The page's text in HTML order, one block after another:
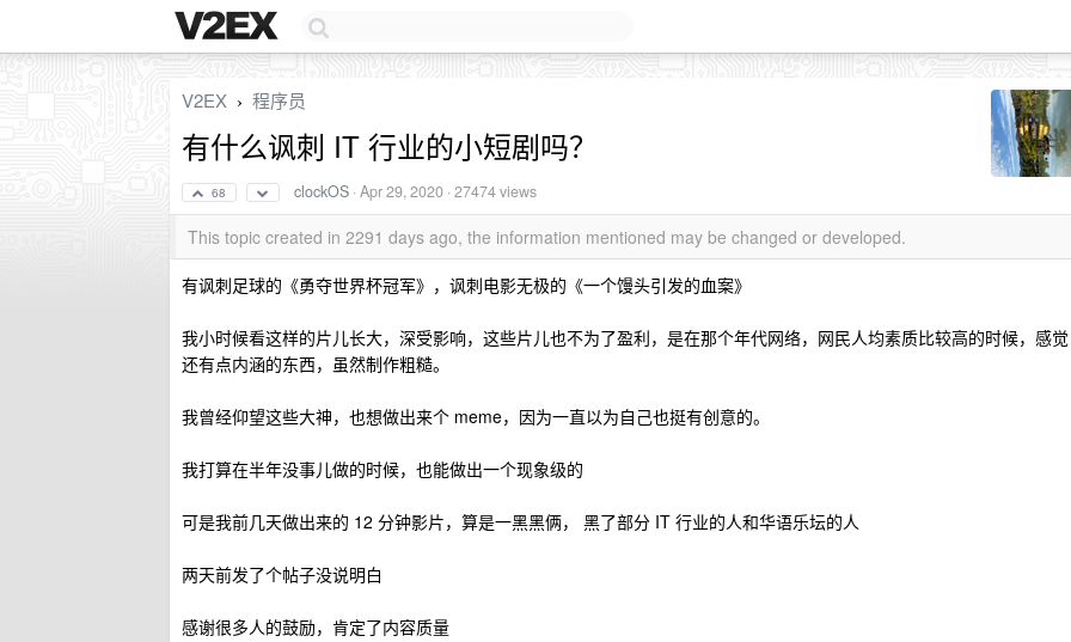
V2EX › 程序员
有什么讽刺 IT 行业的小短剧吗？
68 clockOS ·Apr 29, 2020 · 27474 views
This topic created in 2291 days ago, the information mentioned may be changed or developed.
有讽刺足球的《勇夺世界杯冠军》，讽刺电影无极的《一个馒头引发的血案》
我小时候看这样的片儿长大，深受影响，这些片儿也不为了盈利，是在那个年代网络，网民人均素质比较高的时候，感觉
还有点内涵的东西，虽然制作粗糙。
我曾经仰望这些大神，也想做出来个 meme，因为一直以为自己也挺有创意的。
我打算在半年没事儿做的时候，也能做出一个现象级的
可是我前几天做出来的 12 分钟影片，算是一黑黑俩， 黑了部分 IT 行业的人和华语乐坛的人
两天前发了个帖子没说明白
感谢很多人的鼓励，肯定了内容质量